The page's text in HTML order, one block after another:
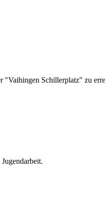
"Vaihingen Schillerplatz" zu